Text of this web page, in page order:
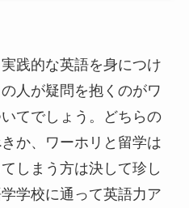
践的な英語を身につけ
人が疑問を抱くのがワ
てでしょう。どちらの
か、ワーホリと留学は
しまう方は決して珍し
学校に通って英語力ア